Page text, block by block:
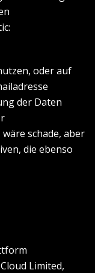
oder auf
der Daten
schade, aber
die ebenso
Limited,